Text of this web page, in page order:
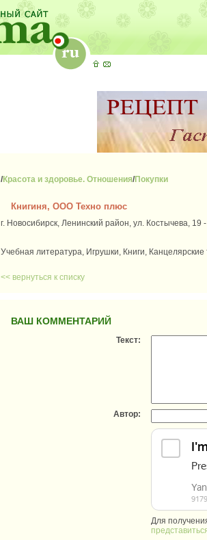
/Красота и здоровье. Отношения/Покупки
Книгиня, ООО Техно плюс
г. Новосибирск, Ленинский район, ул. Костычева,
Учебная литература, Игрушки, Книги,
<< вернуться к списку
ВАШ КОММЕНТАРИЙ
Текст:
Автор:
Для